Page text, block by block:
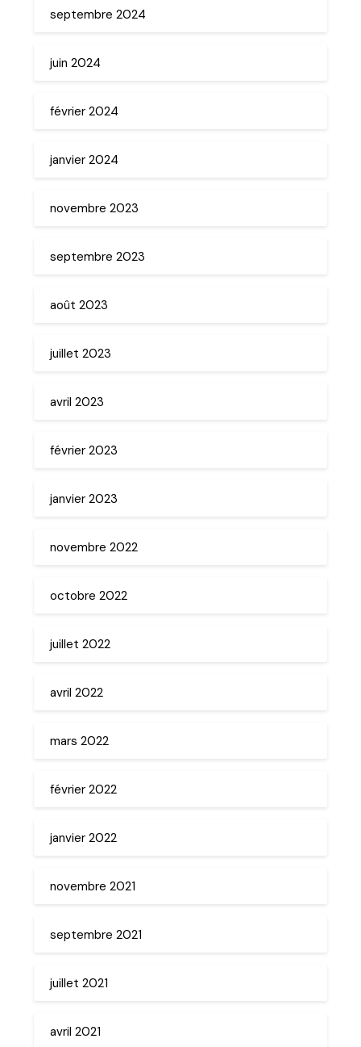
septembre 2024
juin 2024
février 2024
janvier 2024
novembre 2023
septembre 2023
août 2023
juillet 2023
avril 2023
février 2023
janvier 2023
novembre 2022
octobre 2022
juillet 2022
avril 2022
mars 2022
février 2022
janvier 2022
novembre 2021
septembre 2021
juillet 2021
avril 2021